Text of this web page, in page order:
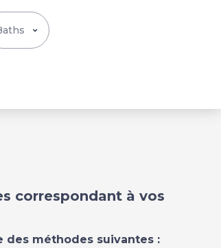
correspondant à vos
des méthodes suivantes :